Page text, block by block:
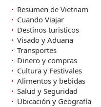
Resumen de Vietnam
Cuando Viajar
Destinos turisticos
Visado y Aduana
Transportes
Dinero y compras
Cultura y Festivales
Alimentos y bebidas
Salud y Seguridad
Ubicación y Geografía